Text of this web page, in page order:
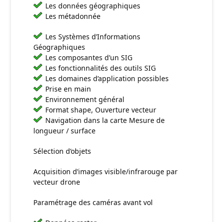
Les données géographiques
Les métadonnée
Les Systèmes d’Informations
Géographiques
Les composantes d’un SIG
Les fonctionnalités des outils SIG
Les domaines d’application possibles
Prise en main
Environnement général
Format shape, Ouverture vecteur
Navigation dans la carte Mesure de
longueur / surface
Sélection d’objets
Acquisition d’images visible/infrarouge par
vecteur drone
Paramétrage des caméras avant vol